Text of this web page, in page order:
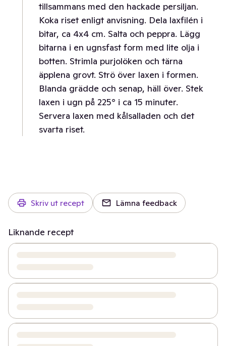
tillsammans med den hackade persiljan.
Koka riset enligt anvisning. Dela laxfilén i
bitar, ca 4x4 cm. Salta och peppra. Lägg
bitarna i en ugnsfast form med lite olja i
botten. Strimla purjolöken och tärna
äpplena grovt. Strö över laxen i formen.
Blanda grädde och senap, häll över. Stek
laxen i ugn på 225° i ca 15 minuter.
Servera laxen med kålsalladen och det
svarta riset.
Skriv ut recept Lämna feedback
Liknande recept